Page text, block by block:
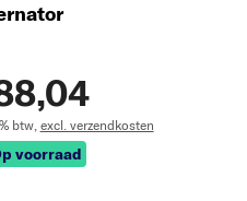
btw,excl. verzendkosten
voorraad